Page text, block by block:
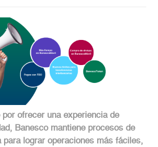
por ofrecer una experiencia de
Banesco mantiene procesos de
para lograr operaciones más fáciles,